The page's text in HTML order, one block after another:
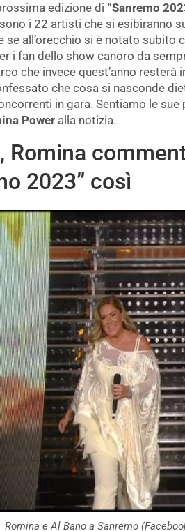
edizione di “Sanremo
i 22 artisti che si esibiranno
se all’orecchio si è notato subito
i fan dello show canoro da
che invece quest’anno
che cosa si nasconde
in gara. Sentiamo le
Power alla notizia.
Romina
2023” così
Romina e Al Bano a Sanremo